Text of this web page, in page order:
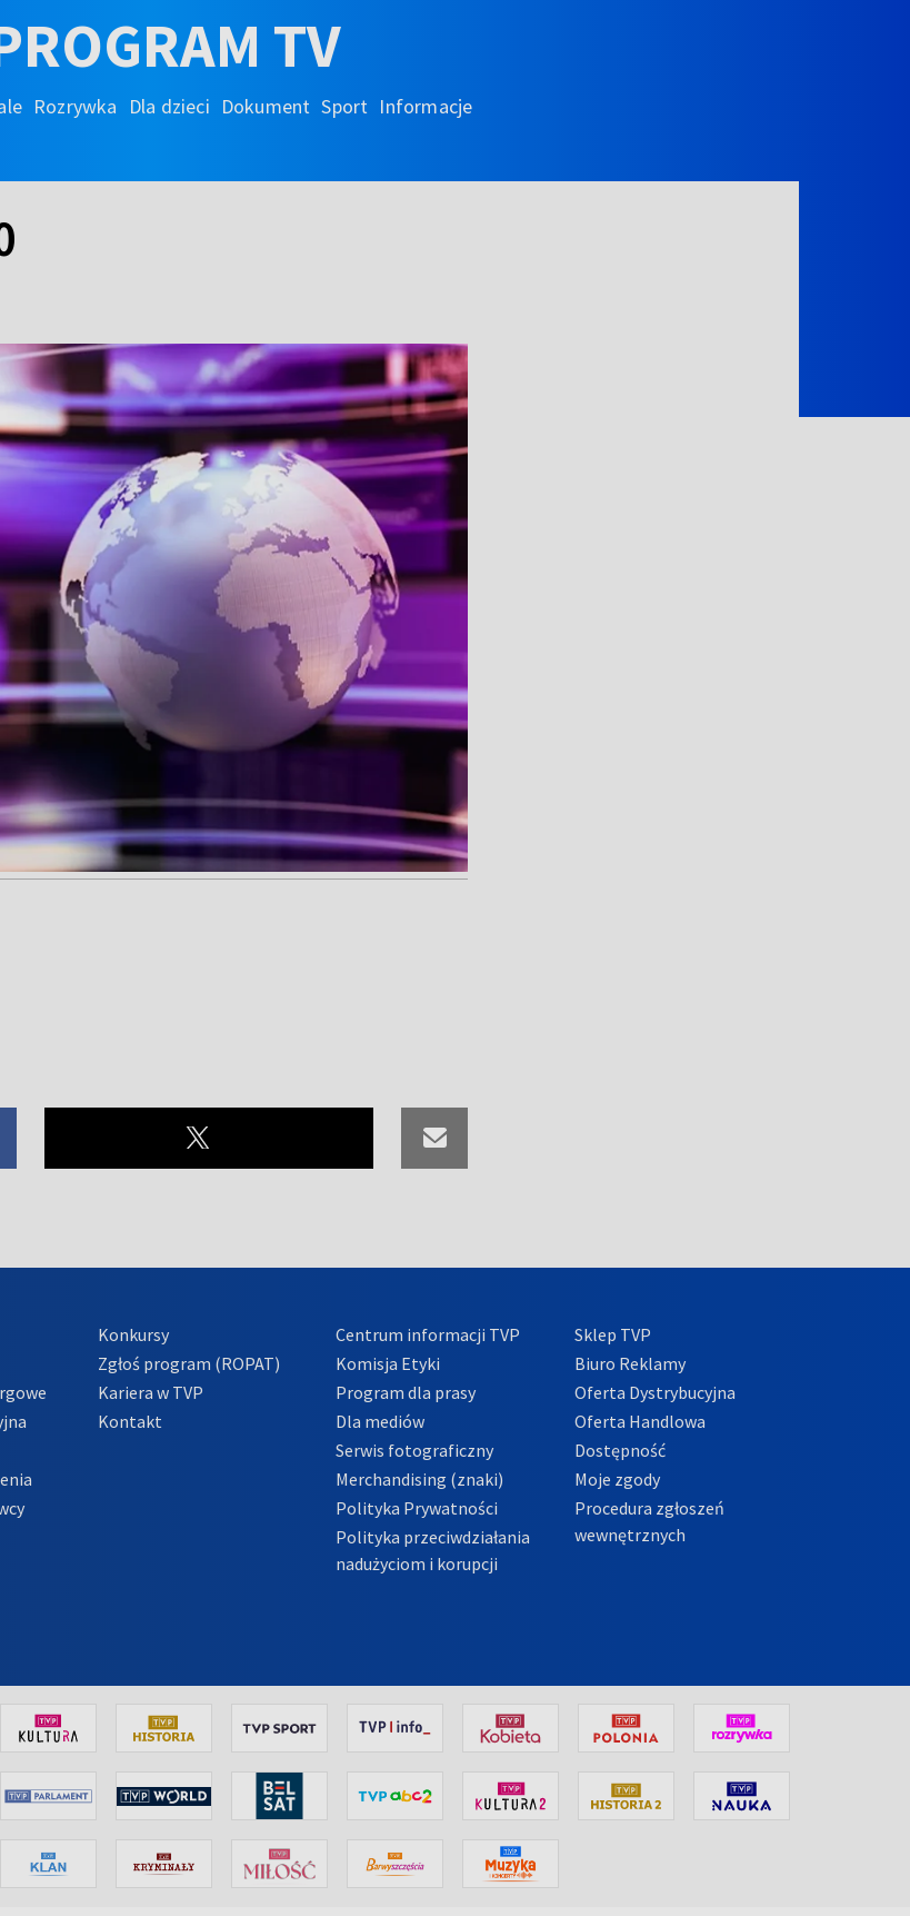
TV
Rozrywka Dla dzieci Dokument Sport Informacje
Konkursy
Zgłoś program (ROPAT)
Kariera w TVP
Kontakt
Centrum informacji TVP
Komisja Etyki
Program dla prasy
Dla mediów
Serwis fotograficzny
Merchandising (znaki)
Polityka Prywatności
Polityka przeciwdziałania
nadużyciom i korupcji
Sklep TVP
Biuro Reklamy
Oferta Dystrybucyjna
Oferta Handlowa
Dostępność
Moje zgody
Procedura zgłoszeń
wewnętrznych